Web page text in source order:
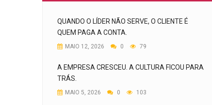
QUANDO O LÍDER NÃO SERVE, O CLIENTE É
QUEM PAGA A CONTA.
MAIO 12, 2026 0 79
A EMPRESA CRESCEU. A CULTURA FICOU PARA
TRÁS.
MAIO 5, 2026 0 103